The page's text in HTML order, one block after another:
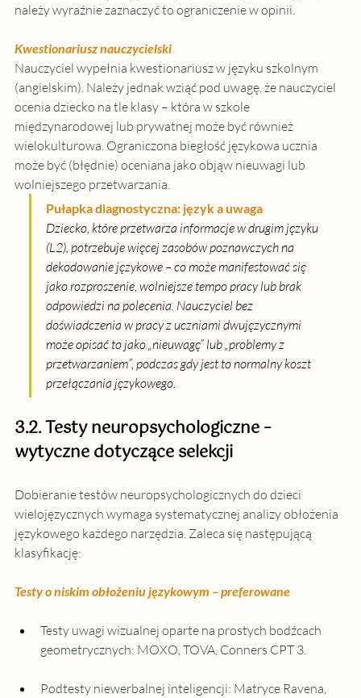
należy wyraźnie zaznaczyć to ograniczenie w opinii.
Kwestionariusz nauczycielski
Nauczyciel wypełnia kwestionariusz w języku szkolnym
(angielskim). Należy jednak wziąć pod uwagę, że nauczyciel
ocenia dziecko na tle klasy – która w szkole
międzynarodowej lub prywatnej może być również
wielokulturowa. Ograniczona biegłość językowa ucznia
może być (błędnie) oceniana jako objąw nieuwagi lub
wolniejszego przetwarzania.
Pułapka diagnostyczna: język a uwaga
Dziecko, które przetwarza informacje w drugim języku
(L2), potrzebuje więcej zasobów poznawczych na
dekodowanie językowe – co może manifestować się
jako rozproszenie, wolniejsze tempo pracy lub brak
odpowiedzi na polecenia. Nauczyciel bez
doświadczenia w pracy z uczniami dwujęzycznymi
może opisać to jako „nieuwagę” lub „problemy z
przetwarzaniem”, podczas gdy jest to normalny koszt
przełączania językowego.
3.2. Testy neuropsychologiczne –
wytyczne dotyczące selekcji
Dobieranie testów neuropsychologicznych do dzieci
wielojęzycznych wymaga systematycznej analizy obłożenia
językowego każdego narzędzia. Zaleca się następującą
klasyfikację:
Testy o niskim obłożeniu językowym – preferowane
Testy uwagi wizualnej oparte na prostych bodźcach
geometrycznych: MOXO, TOVA, Conners CPT 3.
Podtesty niewerbalnej inteligencji: Matryce Ravena,